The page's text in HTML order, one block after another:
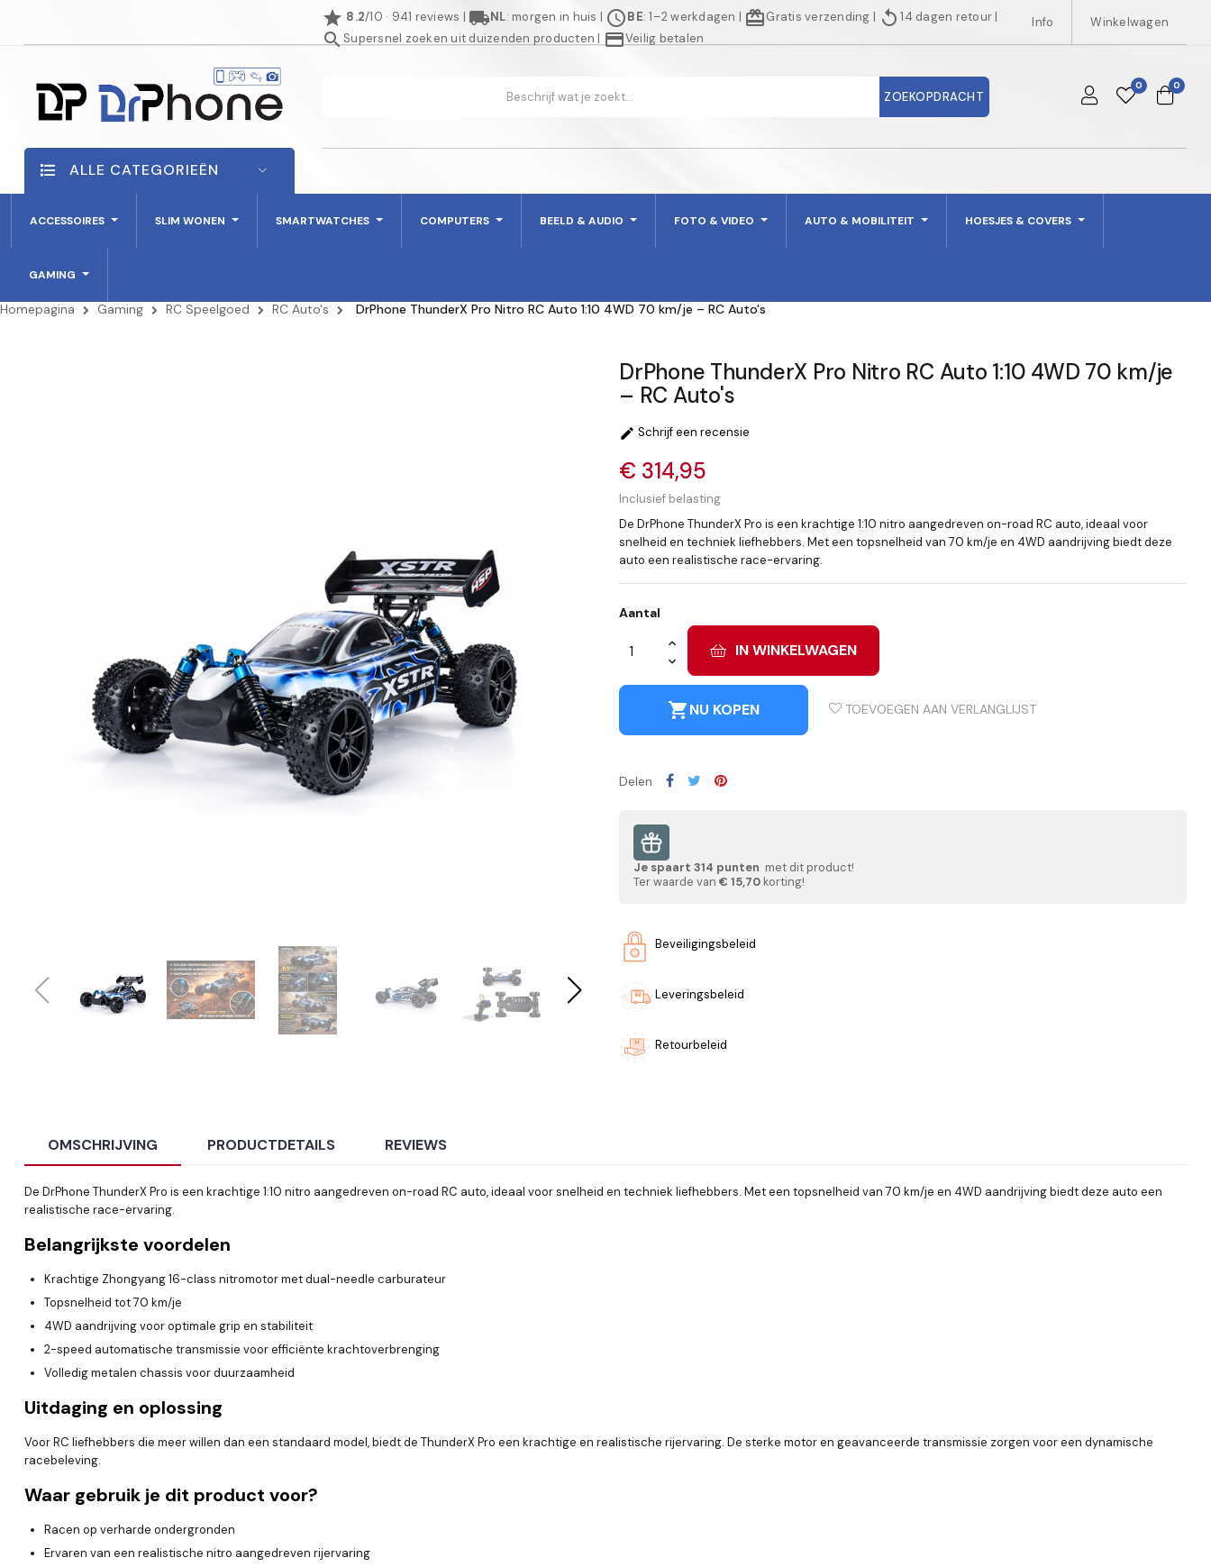
star 8.2/10 · 941 reviews | local_shippingNL: morgen in huis | scheduleBE: 1–2 werkdagen | redeemGratis verzending | replay14 dagen retour |
searchSupersnel zoeken uit duizenden producten | credit_cardVeilig betalen
Info Winkelwagen
ZOEKOPDRACHT
0 0
ALLE CATEGORIEËN
ACCESSOIRES SLIM WONEN SMARTWATCHES COMPUTERS BEELD & AUDIO FOTO & VIDEO AUTO & MOBILITEIT HOESJES & COVERS
GAMING
Homepagina Gaming RC Speelgoed RC Auto's DrPhone ThunderX Pro Nitro RC Auto 1:10 4WD 70 km/je – RC Auto's
DrPhone ThunderX Pro Nitro RC Auto 1:10 4WD 70 km/je
– RC Auto's
 Schrijf een recensie
€ 314,95
Inclusief belasting
De DrPhone ThunderX Pro is een krachtige 1:10 nitro aangedreven on-road RC auto, ideaal voor
snelheid en techniek liefhebbers. Met een topsnelheid van 70 km/je en 4WD aandrijving biedt deze
auto een realistische race-ervaring.
Aantal
IN WINKELWAGEN
shopping_cartNU KOPEN TOEVOEGEN AAN VERLANGLIJST
Delen
Je spaart 314 punten met dit product!
Ter waarde van € 15,70 korting!
Beveiligingsbeleid
Leveringsbeleid
Retourbeleid
OMSCHRIJVING PRODUCTDETAILS REVIEWS
De DrPhone ThunderX Pro is een krachtige 1:10 nitro aangedreven on-road RC auto, ideaal voor snelheid en techniek liefhebbers. Met een topsnelheid van 70 km/je en 4WD aandrijving biedt deze auto een
realistische race-ervaring.
Belangrijkste voordelen
Krachtige Zhongyang 16-class nitromotor met dual-needle carburateur
Topsnelheid tot 70 km/je
4WD aandrijving voor optimale grip en stabiliteit
2-speed automatische transmissie voor efficiënte krachtoverbrenging
Volledig metalen chassis voor duurzaamheid
Uitdaging en oplossing
Voor RC liefhebbers die meer willen dan een standaard model, biedt de ThunderX Pro een krachtige en realistische rijervaring. De sterke motor en geavanceerde transmissie zorgen voor een dynamische
racebeleving.
Waar gebruik je dit product voor?
Racen op verharde ondergronden
Ervaren van een realistische nitro aangedreven rijervaring